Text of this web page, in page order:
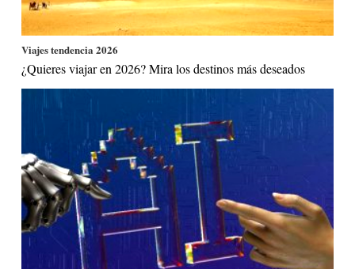
Viajes tendencia 2026
¿Quieres viajar en 2026? Mira los destinos más deseados